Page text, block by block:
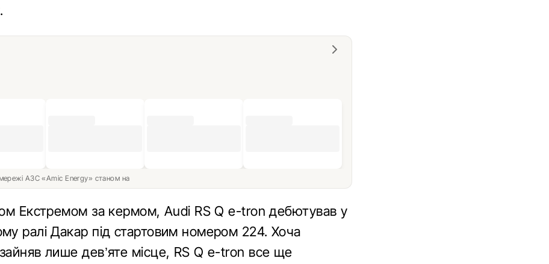
.
АЗС «Amic Energy» станом на
Екстремом за кермом, Audi RS Q e-tron дебютував у
ралі Дакар під стартовим номером 224. Хоча
лише дев’яте місце, RS Q e-tron все ще